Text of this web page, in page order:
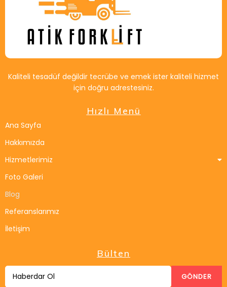
Kaliteli tesadüf değildir tecrübe ve emek ister kaliteli hizmet
için doğru adrestesiniz.
Hızlı Menü
Ana Sayfa
Hakkımızda
Hizmetlerimiz
Foto Galeri
Blog
Referanslarımız
İletişim
Bülten
GÖNDER